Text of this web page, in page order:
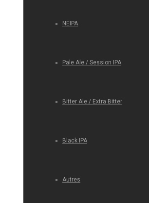
NEIPA
Pale Ale / Session IPA
Bitter Ale / Extra Bitter
Black IPA
Autres